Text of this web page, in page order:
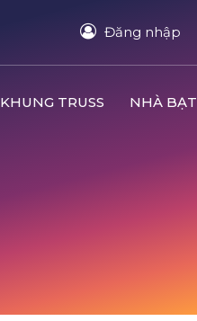
Đăng nhập
KHUNG TRUSS NHÀ BẠT